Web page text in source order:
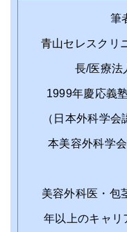
筆
青山セレスクリ
長/医療法
1999年慶応義
（日本外科学
本美容外科学
美容外科医・包
年以上のキャリ